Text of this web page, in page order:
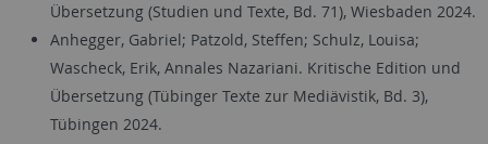
Übersetzung (Studien und Texte, Bd. 71), Wiesbaden 2024.
Anhegger, Gabriel; Patzold, Steffen; Schulz, Louisa;
Wascheck, Erik, Annales Nazariani. Kritische Edition und
Übersetzung (Tübinger Texte zur Mediävistik, Bd. 3),
Tübingen 2024.